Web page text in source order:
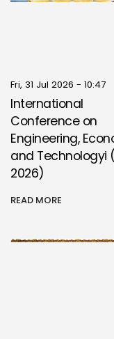
Fri, 31 Jul 2026 - 10:47
International
Conference on
Engineering,
and Technologyi
2026)
READ MORE